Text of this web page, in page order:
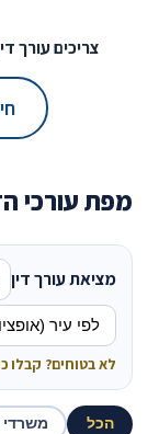
צריכים עורך
מפת עורכי
מציאת עורך דין
לא בטוחים? קבלו
הכל משרדי